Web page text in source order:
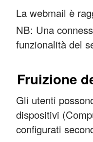
La webmail è
NB: Una
funzionalità del
Fruizione
Gli utenti
dispositivi
configurati